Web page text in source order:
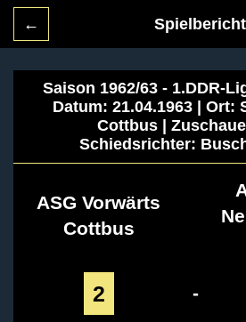
← Spielbericht
Saison 1962/63 - 1.DDR-
Datum: 21.04.1963 | Ort:
Cottbus |
Schiedsrichter:
ASG Vorwärts
Cottbus
2 -